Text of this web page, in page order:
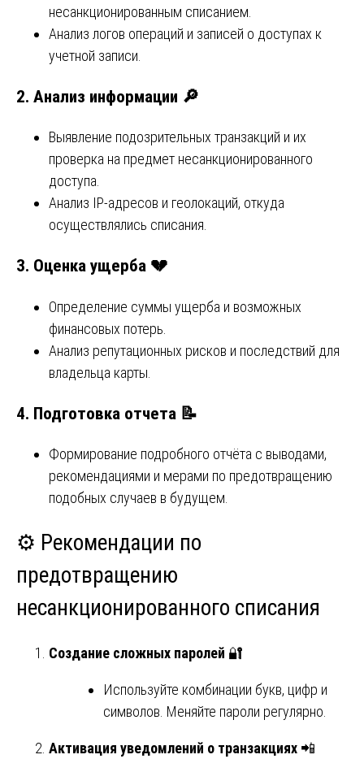
несанкционированным списанием.
Анализ логов операций и записей о доступах к
учетной записи.
2. Анализ информации 🔎
Выявление подозрительных транзакций и их
проверка на предмет несанкционированного
доступа.
Анализ IP-адресов и геолокаций, откуда
осуществлялись списания.
3. Оценка ущерба 💔
Определение суммы ущерба и возможных
финансовых потерь.
Анализ репутационных рисков и последствий для
владельца карты.
4. Подготовка отчета 📝
Формирование подробного отчёта с выводами,
рекомендациями и мерами по предотвращению
подобных случаев в будущем.
⚙️ Рекомендации по
предотвращению
несанкционированного списания
Создание сложных паролей 🔐
Используйте комбинации букв, цифр и
символов. Меняйте пароли регулярно.
Активация уведомлений о транзакциях 📲